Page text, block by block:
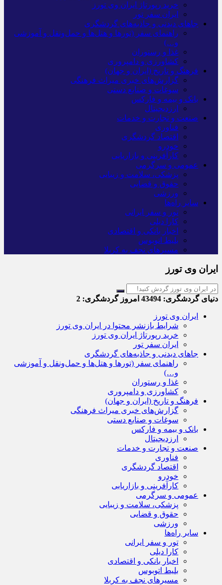
خرید رپورتاژ ایران وی تورز
ایران سفر تور
جاهای دیدنی و جاذبه‌های گردشگری
راهنمای سفر (تورها و هتل‌ها و حمل‌و‌نقل و آموزشی
و…)
غذا و رستوران
کشاورزی و دامپروری
فرهنگ و تاریخ (ایران و جهان)
گزارش‌های خبری میراث فرهنگی
سوغات و صنایع دستی
بانک و بیمه و فارکس
ارزدیجیتال
صنعت و تجارت و خدمات
فناوری
اقتصاد گردشگری
خودرو
کارآفرینی و بازاریابی
عمومی و سرگرمی
پزشکی، سلامت و زیبایی
حقوق و قضایی
ورزشی
سایر راه‌ها
تور و سفر ایرانی
کارا دیلی
اخبار بانکی و اقتصادی
بلیط اتوبوس
مسیرهای نجف به کربلا
ایران وی تورز
دنیای گردشگری: امروز گردشگری:
ایران وی تورز
شرایط بازنشر محتوا در ایران وی تورز
خرید رپورتاژ ایران وی تورز
ایران سفر تور
جاهای دیدنی و جاذبه‌های گردشگری
راهنمای سفر (تورها و هتل‌ها و حمل‌و‌نقل و آموزشی
و…)
غذا و رستوران
کشاورزی و دامپروری
فرهنگ و تاریخ (ایران و جهان)
گزارش‌های خبری میراث فرهنگی
سوغات و صنایع دستی
بانک و بیمه و فارکس
ارزدیجیتال
صنعت و تجارت و خدمات
فناوری
اقتصاد گردشگری
خودرو
کارآفرینی و بازاریابی
عمومی و سرگرمی
پزشکی، سلامت و زیبایی
حقوق و قضایی
ورزشی
سایر راه‌ها
تور و سفر ایرانی
کارا دیلی
اخبار بانکی و اقتصادی
بلیط اتوبوس
مسیرهای نجف به کربلا